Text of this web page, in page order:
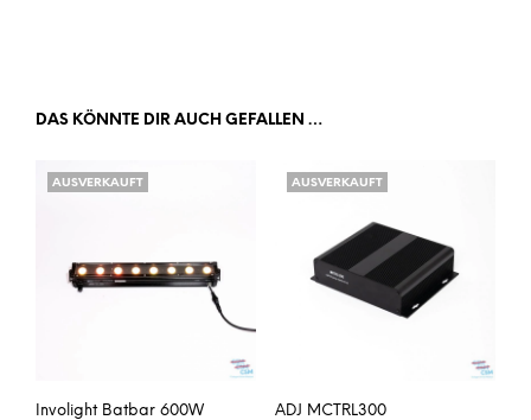
Die
können
Produktseite
gewählt
DAS KÖNNTE DIR AUCH GEFALLEN …
AUSVERKAUFT
Involight Batbar 600W
AUSVERKAUFT
ADJ MCTRL300